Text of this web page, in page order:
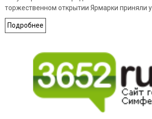
торжественном открытии Ярмарки приняли
Подробнее